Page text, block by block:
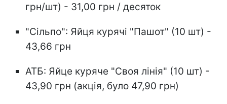
грн/шт) - 31,00 грн / десяток
"Сільпо": Яйця курячі "Пашот" (10 шт) -
43,66 грн
АТБ: Яйце куряче "Своя лінія" (10 шт) -
43,90 грн (акція, було 47,90 грн)